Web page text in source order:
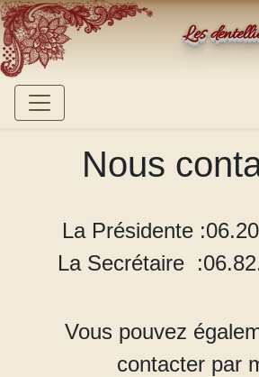
Les
Nous
La Présidente :
La Secrétaire
Vous pouvez
contacter par